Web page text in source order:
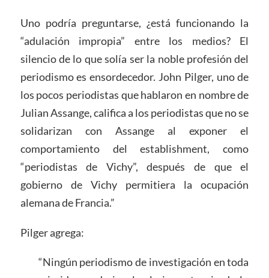
Uno podría preguntarse, ¿está funcionando la
“adulación impropia” entre los medios? El
silencio de lo que solía ser la noble profesión del
periodismo es ensordecedor. John Pilger, uno de
los pocos periodistas que hablaron en nombre de
Julian Assange, califica a los periodistas que no se
solidarizan con Assange al exponer el
comportamiento del establishment, como
“periodistas de Vichy”, después de que el
gobierno de Vichy permitiera la ocupación
alemana de Francia.”
Pilger agrega:
“Ningún periodismo de investigación en toda